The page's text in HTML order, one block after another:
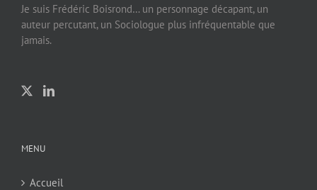
Je suis Frédéric Boisrond… un personnage décapant, un
auteur percutant, un Sociologue plus infréquentable que
jamais.
MENU
Accueil